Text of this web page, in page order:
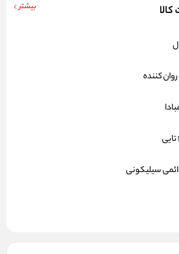
بیشتر
کننده
سیلیکونی